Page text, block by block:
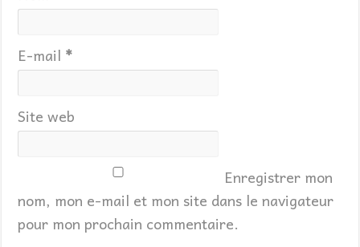
E-mail *
Site web
Enregistrer mon
nom, mon e-mail et mon site dans le navigateur
pour mon prochain commentaire.